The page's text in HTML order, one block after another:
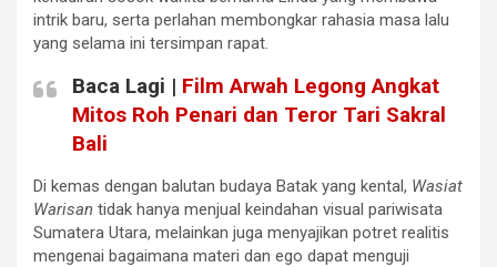
intrik baru, serta perlahan membongkar rahasia masa lalu
yang selama ini tersimpan rapat.
Baca Lagi | Film Arwah Legong Angkat
Mitos Roh Penari dan Teror Tari Sakral
Bali
Di kemas dengan balutan budaya Batak yang kental, Wasiat
Warisan tidak hanya menjual keindahan visual pariwisata
Sumatera Utara, melainkan juga menyajikan potret realitis
mengenai bagaimana materi dan ego dapat menguji